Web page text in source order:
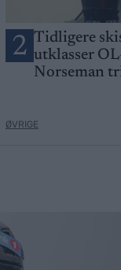
2 Tidligere
utklasser
Norseman
ØVRIGE